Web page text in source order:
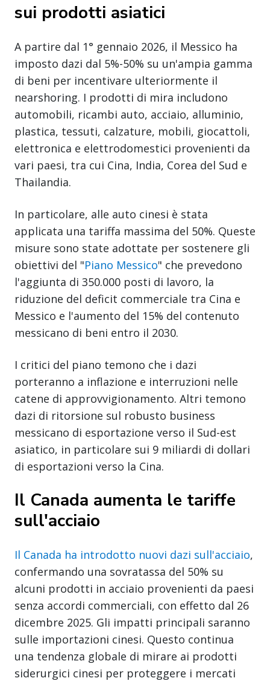
sui prodotti asiatici
A partire dal 1° gennaio 2026, il Messico ha
imposto dazi dal 5%-50% su un'ampia gamma
di beni per incentivare ulteriormente il
nearshoring. I prodotti di mira includono
automobili, ricambi auto, acciaio, alluminio,
plastica, tessuti, calzature, mobili, giocattoli,
elettronica e elettrodomestici provenienti da
vari paesi, tra cui Cina, India, Corea del Sud e
Thailandia.
In particolare, alle auto cinesi è stata
applicata una tariffa massima del 50%. Queste
misure sono state adottate per sostenere gli
obiettivi del "Piano Messico" che prevedono
l'aggiunta di 350.000 posti di lavoro, la
riduzione del deficit commerciale tra Cina e
Messico e l'aumento del 15% del contenuto
messicano di beni entro il 2030.
I critici del piano temono che i dazi
porteranno a inflazione e interruzioni nelle
catene di approvvigionamento. Altri temono
dazi di ritorsione sul robusto business
messicano di esportazione verso il Sud-est
asiatico, in particolare sui 9 miliardi di dollari
di esportazioni verso la Cina.
Il Canada aumenta le tariffe
sull'acciaio
Il Canada ha introdotto nuovi dazi sull'acciaio,
confermando una sovratassa del 50% su
alcuni prodotti in acciaio provenienti da paesi
senza accordi commerciali, con effetto dal 26
dicembre 2025. Gli impatti principali saranno
sulle importazioni cinesi. Questo continua
una tendenza globale di mirare ai prodotti
siderurgici cinesi per proteggere i mercati